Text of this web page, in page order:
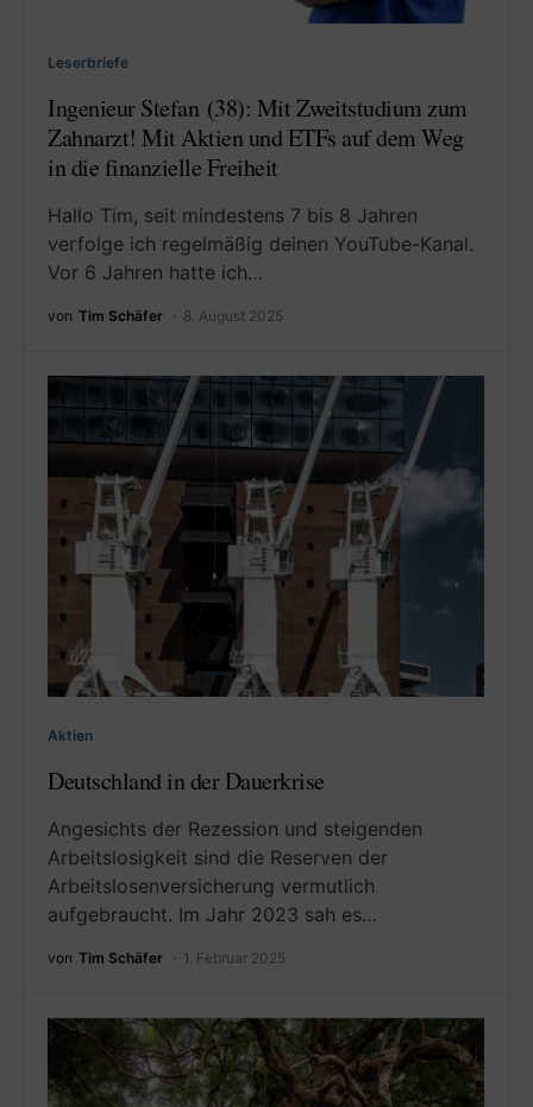
Leserbriefe
Ingenieur Stefan (38): Mit Zweitstudium zum
Zahnarzt! Mit Aktien und ETFs auf dem Weg
in die finanzielle Freiheit
Hallo Tim, seit mindestens 7 bis 8 Jahren
verfolge ich regelmäßig deinen YouTube-Kanal.
Vor 6 Jahren hatte ich…
von Tim Schäfer 8. August 2025
Aktien
Deutschland in der Dauerkrise
Angesichts der Rezession und steigenden
Arbeitslosigkeit sind die Reserven der
Arbeitslosenversicherung vermutlich
aufgebraucht. Im Jahr 2023 sah es…
von Tim Schäfer 1. Februar 2025